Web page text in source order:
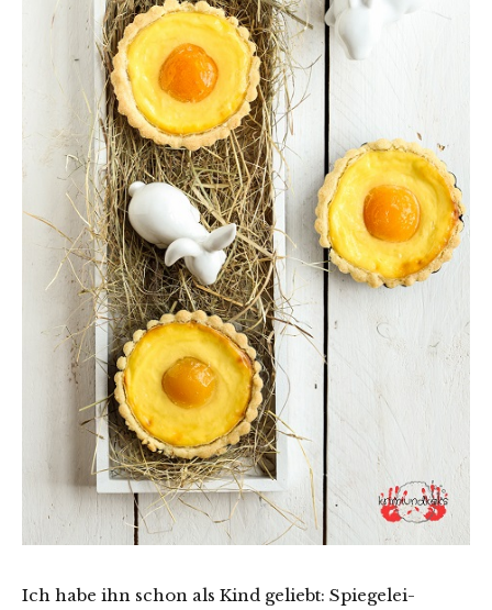
Ich habe ihn schon als Kind geliebt: Spiegelei-